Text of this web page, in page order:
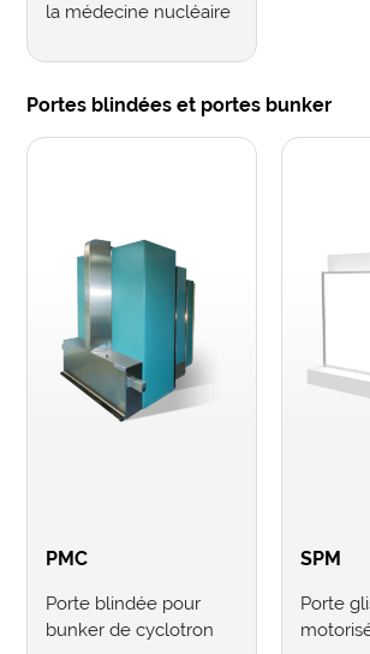
la médecine nucléaire
Portes blindées et portes bunker
PMC
Porte blindée pour
bunker de cyclotron
SPM
Porte